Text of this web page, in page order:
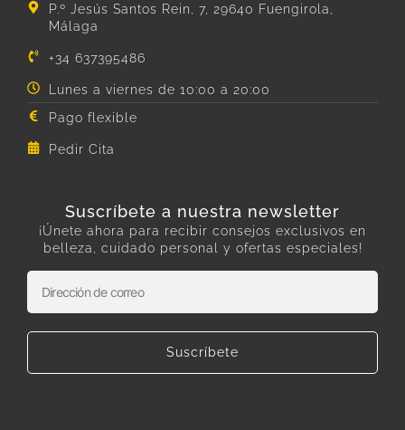
P.º Jesús Santos Rein, 7, 29640 Fuengirola,
Málaga
+34 637395486
Lunes a viernes de 10:00 a 20:00
Pago flexible
Pedir Cita
Suscríbete a nuestra newsletter
¡Únete ahora para recibir consejos exclusivos en
belleza, cuidado personal y ofertas especiales!
Suscríbete